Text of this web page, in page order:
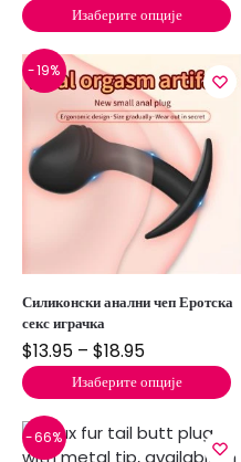
Изаберите опције
-19%
Силиконски анални чеп Еротска
секс играчка
$13.95 – $18.95
Изаберите опције
-66%